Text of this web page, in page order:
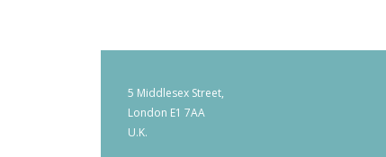
5 Middlesex Street,
London E1 7AA
U.K.